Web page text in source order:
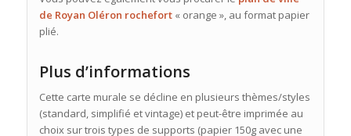
de Royan Oléron rochefort « orange », au format papier
plié.
Plus d’informations
Cette carte murale se décline en plusieurs thèmes/styles
(standard, simplifié et vintage) et peut-être imprimée au
choix sur trois types de supports (papier 150g avec une